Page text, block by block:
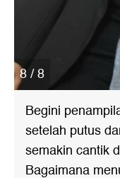
8 / 8
Begini
setelah putus
semakin cantik
Bagaimana